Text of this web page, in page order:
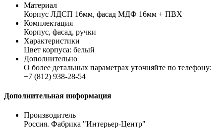
Материал
Корпус ЛДСП 16мм, фасад МДФ 16мм + ПВХ
Комплектация
Корпус, фасад, ручки
Характеристики
Цвет корпуса: белый
Дополнительно
О более детальных параметрах уточняйте по телефону:
+7 (812) 938-28-54
Дополнительная информация
Производитель
Россия. Фабрика "Интерьер-Центр"